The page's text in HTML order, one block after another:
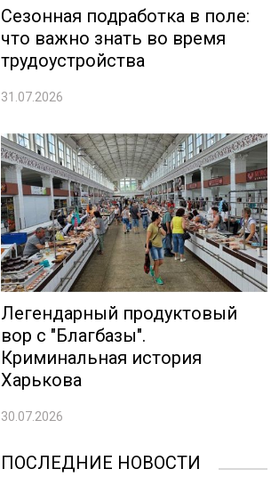
Сезонная подработка в поле:
что важно знать во время
трудоустройства
31.07.2026
Легендарный продуктовый
вор с "Благбазы".
Криминальная история
Харькова
30.07.2026
ПОСЛЕДНИЕ НОВОСТИ